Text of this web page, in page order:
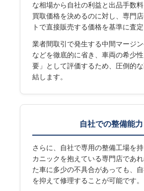
な相場から自社の利益と出品手数
買取価格を決めるのに対し、専門
トで直接販売する価格を基準に査定
業者間取引で発生する中間マージ
などを徹底的に省き、車両の希少
要」として評価するため、圧倒的
結します。
自社での整備能力
さらに、自社で専用の整備工場を
カニックを抱えている専門店であ
た車に多少の不具合があっても、
を抑えて修理することが可能です。